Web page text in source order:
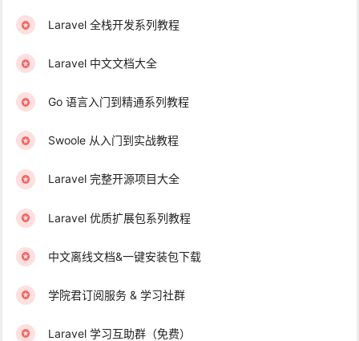
Laravel 全栈开发系列教程
Laravel 中文文档大全
Go 语言入门到精通系列教程
Swoole 从入门到实战教程
Laravel 完整开源项目大全
Laravel 优质扩展包系列教程
中文离线文档&一键安装包下载
学院君订阅服务 & 学习社群
Laravel 学习互助群（免费）